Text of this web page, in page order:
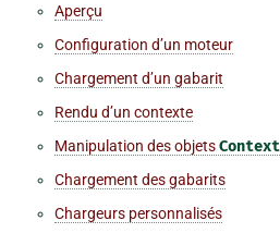
Aperçu
Configuration d’un moteur
Chargement d’un gabarit
Rendu d’un contexte
Manipulation des objetsContext
Chargement des gabarits
Chargeurs personnalisés